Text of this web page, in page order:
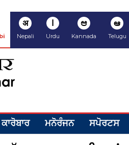
अ
Nepali
ا
Urdu
ಆ
Kannada
ఆ
Telugu
ਕਾਰੋਬਾਰ ਮਨੋਰੰਜਨ ਸਪੋਰਟਸ